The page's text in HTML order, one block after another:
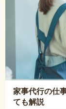
家事代行の仕
ても解説